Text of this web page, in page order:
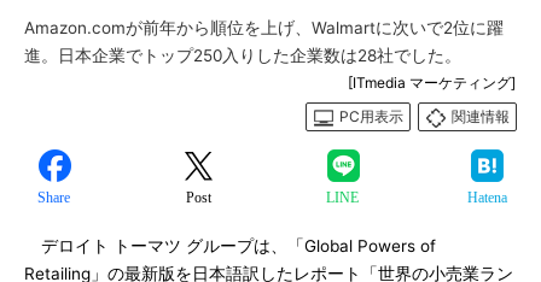
Amazon.comが前年から順位を上げ、Walmartに次いで2位に躍
進。日本企業でトップ250入りした企業数は28社でした。
[ITmedia マーケティング]
PC用表示
関連情報
Share Post LINE Hatena
デロイト トーマツ グループは、「Global Powers of
Retailing」の最新版を日本語訳したレポート「世界の小売業ラン